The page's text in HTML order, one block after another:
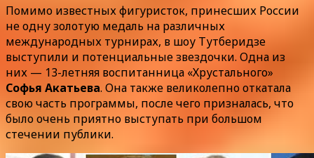
Помимо известных фигуристок, принесших России
не одну золотую медаль на различных
международных турнирах, в шоу Тутберидзе
выступили и потенциальные звездочки. Одна из
них — 13-летняя воспитанница «Хрустального»
Софья Акатьева. Она также великолепно откатала
свою часть программы, после чего призналась, что
было очень приятно выступать при большом
стечении публики.